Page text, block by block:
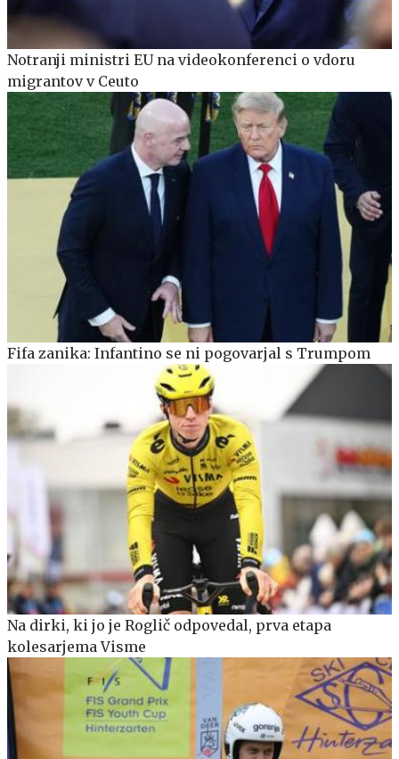
Notranji ministri EU na videokonferenci o vdoru
migrantov v Ceuto
Fifa zanika: Infantino se ni pogovarjal s Trumpom
Na dirki, ki jo je Roglič odpovedal, prva etapa
kolesarjema Visme